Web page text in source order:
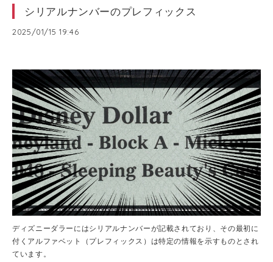
シリアルナンバーのプレフィックス
2025/01/15 19:46
ディズニーダラーにはシリアルナンバーが記載されており、その最初に
付くアルファベット（プレフィックス）は特定の情報を示すものとされ
ています。